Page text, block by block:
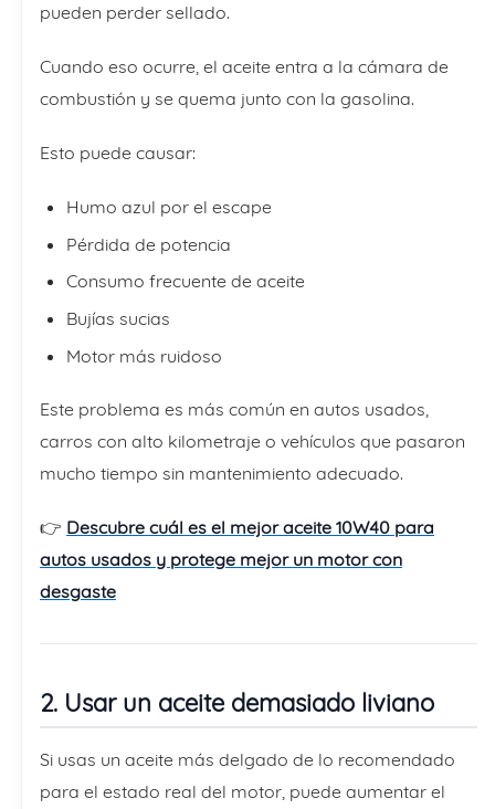
pueden perder sellado.
Cuando eso ocurre, el aceite entra a la cámara de
combustión y se quema junto con la gasolina.
Esto puede causar:
Humo azul por el escape
Pérdida de potencia
Consumo frecuente de aceite
Bujías sucias
Motor más ruidoso
Este problema es más común en autos usados,
carros con alto kilometraje o vehículos que pasaron
mucho tiempo sin mantenimiento adecuado.
👉 Descubre cuál es el mejor aceite 10W40 para
autos usados y protege mejor un motor con
desgaste
2. Usar un aceite demasiado liviano
Si usas un aceite más delgado de lo recomendado
para el estado real del motor, puede aumentar el